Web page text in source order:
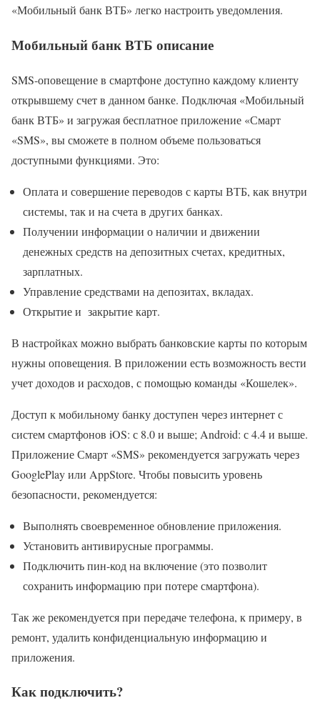
«Мобильный банк ВТБ» легко настроить уведомления.
Мобильный банк ВТБ описание
SMS-оповещение в смартфоне доступно каждому клиенту
открывшему счет в данном банке. Подключая «Мобильный
банк ВТБ» и загружая бесплатное приложение «Смарт
«SMS», вы сможете в полном объеме пользоваться
доступными функциями. Это:
Оплата и совершение переводов с карты ВТБ, как внутри
системы, так и на счета в других банках.
Получении информации о наличии и движении
денежных средств на депозитных счетах, кредитных,
зарплатных.
Управление средствами на депозитах, вкладах.
Открытие и закрытие карт.
В настройках можно выбрать банковские карты по которым
нужны оповещения. В приложении есть возможность вести
учет доходов и расходов, с помощью команды «Кошелек».
Доступ к мобильному банку доступен через интернет с
систем смартфонов iOS: с 8.0 и выше; Android: с 4.4 и выше.
Приложение Смарт «SMS» рекомендуется загружать через
GooglePlay или AppStore. Чтобы повысить уровень
безопасности, рекомендуется:
Выполнять своевременное обновление приложения.
Установить антивирусные программы.
Подключить пин-код на включение (это позволит
сохранить информацию при потере смартфона).
Так же рекомендуется при передаче телефона, к примеру, в
ремонт, удалить конфиденциальную информацию и
приложения.
Как подключить?